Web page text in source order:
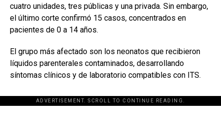
cuatro unidades, tres públicas y una privada. Sin embargo,
el último corte confirmó 15 casos, concentrados en
pacientes de 0 a 14 años.
El grupo más afectado son los neonatos que recibieron
líquidos parenterales contaminados, desarrollando
síntomas clínicos y de laboratorio compatibles con ITS.
ADVERTISEMENT. SCROLL TO CONTINUE READING.